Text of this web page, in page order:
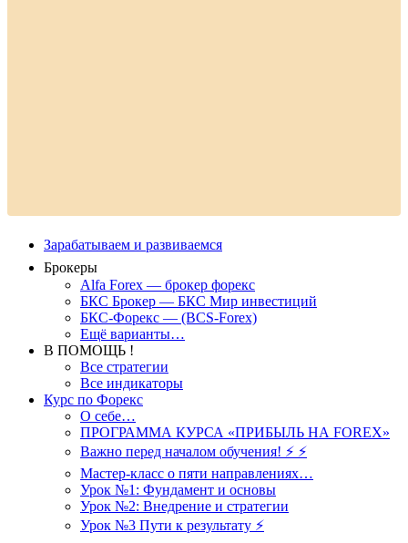
Зарабатываем и развиваемся
Брокеры
Alfa Forex — брокер форекс
БКС Брокер — БКС Мир инвестиций
БКС-Форекс — (BCS-Forex)
Ещё варианты…
В ПОМОЩЬ !
Все стратегии
Все индикаторы
Курс по Форекс
О себе…
ПРОГРАММА КУРСА «ПРИБЫЛЬ НА FOREX»
Важно перед началом обучения! ⚡ ⚡
Мастер-класс о пяти направлениях…
Урок №1: Фундамент и основы
Урок №2: Внедрение и стратегии
Урок №3 Пути к результату ⚡️